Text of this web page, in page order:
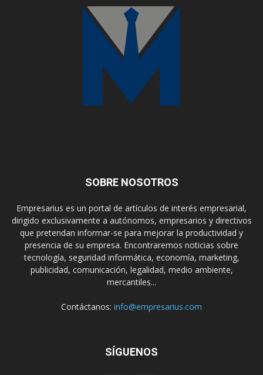
SOBRE NOSOTROS
Empresarius es un portal de artículos de interés empresarial,
dirigido exclusivamente a autónomos, empresarios y directivos
que pretendan informar-se para mejorar la productividad y
presencia de su empresa. Encontraremos noticias sobre
tecnología, seguridad informática, economía, marketing,
publicidad, comunicación, legalidad, medio ambiente,
mercantiles...
Contáctanos: info@empresarius.com
SÍGUENOS